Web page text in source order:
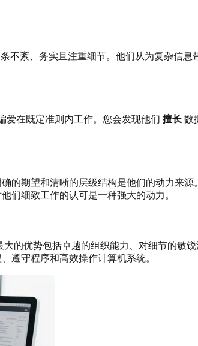
不紊、务实且注重细节。他们从为复杂信
爱在既定准则内工作。您会发现他们 擅长 数
的期望和清晰的层级结构是他们的动力来
们细致工作的认可是一种强大的动力。
的优势包括卓越的组织能力、对细节的敏
遵守程序和高效操作计算机系统。